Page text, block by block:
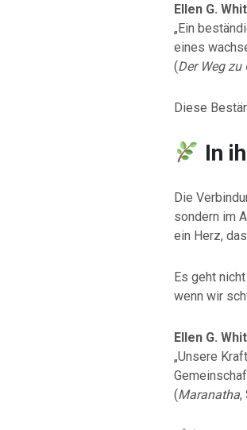
Ellen G.
„Ein
eines
(Der Weg zu
Diese
In
Die
sondern im
ein Herz,
Es geht
wenn wir
Ellen G.
„Unsere
(Maranatha,